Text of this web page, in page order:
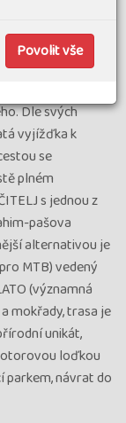
s
(35 km).
Dle svých
vyjížďka k
se
plném
s jednou z
pašova
alternativou je
MTB) vedený
(významná
mokřady, trasa je
unikát,
loďkou
návrat do
Povolit vše